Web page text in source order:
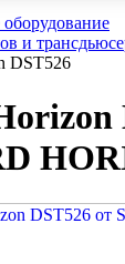
и
DST526